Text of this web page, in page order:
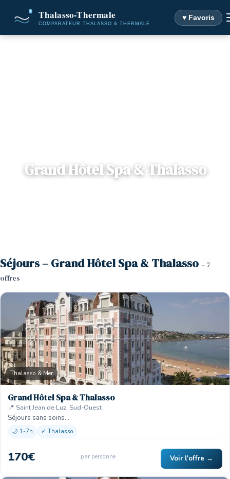
♥ Favoris
Grand Hôtel Spa & Thalasso
Séjours – Grand Hôtel Spa & Thalasso – 7
offres
Thalasso & Mer
Grand Hôtel Spa & Thalasso
📍 Saint Jean de Luz, Sud-Ouest
Séjours sans soins…
🌙 1-7n ✓ Thalasso
170€ par personne Voir l'offre →